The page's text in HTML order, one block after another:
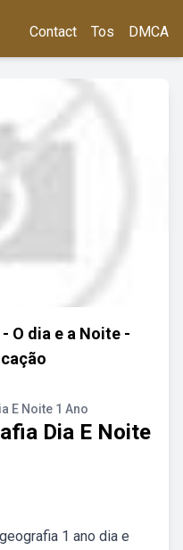
Contact Tos DMCA
O dia e a Noite -
E Noite 1 Ano
Dia E Noite
1 ano dia e